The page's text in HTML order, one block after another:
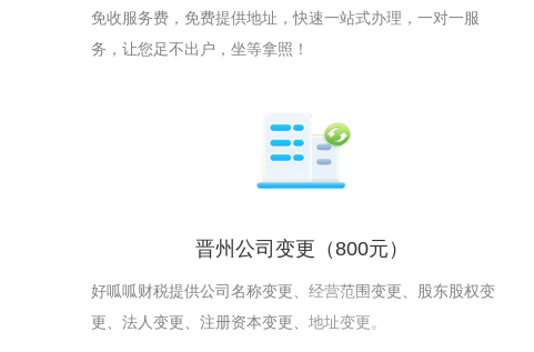
免收服务费，免费提供地址，快速一站式办理，一对一服
务，让您足不出户，坐等拿照！
晋州公司变更 （800元）
好呱呱财税提供公司名称变更、经营范围变更、股东股权变
更、法人变更、注册资本变更、地址变更。